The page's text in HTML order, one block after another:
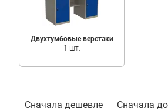
Двухтумбовые верстаки
1 шт.
Сначала дешевле Сначала
Фильтр